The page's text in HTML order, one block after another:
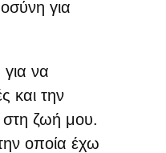
για
να
και την
στη ζωή μου.
οποία έχω